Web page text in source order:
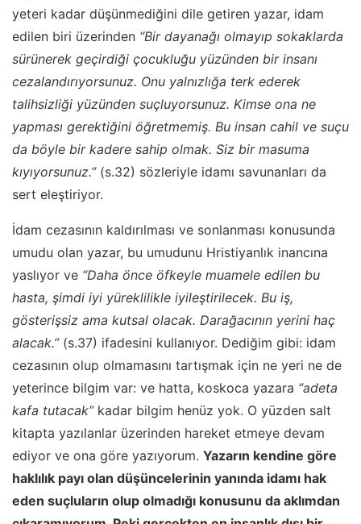
yeteri kadar düşünmediğini dile getiren yazar, idam
edilen biri üzerinden “Bir dayanağı olmayıp sokaklarda
sürünerek geçirdiği çocukluğu yüzünden bir insanı
cezalandırıyorsunuz. Onu yalnızlığa terk ederek
talihsizliği yüzünden suçluyorsunuz. Kimse ona ne
yapması gerektiğini öğretmemiş. Bu insan cahil ve suçu
da böyle bir kadere sahip olmak. Siz bir masuma
kıyıyorsunuz.’’(s.32) sözleriyle idamı savunanları da
sert eleştiriyor.
İdam cezasının kaldırılması ve sonlanması konusunda
umudu olan yazar, bu umudunu Hristiyanlık inancına
yaslıyor ve “Daha önce öfkeyle muamele edilen bu
hasta, şimdi iyi yüreklilikle iyileştirilecek. Bu iş,
gösterişsiz ama kutsal olacak. Darağacının yerini haç
alacak.’’(s.37) ifadesini kullanıyor. Dediğim gibi: idam
cezasının olup olmamasını tartışmak için ne yeri ne de
yeterince bilgim var: ve hatta, koskoca yazara “adeta
kafa tutacak”kadar bilgim henüz yok. O yüzden salt
kitapta yazılanlar üzerinden hareket etmeye devam
ediyor ve ona göre yazıyorum. Yazarın kendine göre
haklılık payı olan düşüncelerinin yanında idamı hak
eden suçluların olup olmadığı konusunu da aklımdan